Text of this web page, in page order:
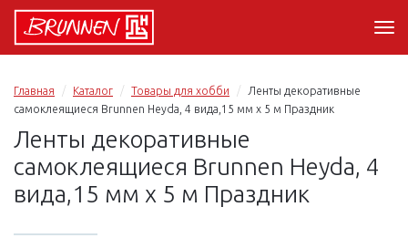
Главная Каталог Товары для хобби
Ленты декоративные
самоклеящиеся Brunnen Heyda, 4 вида,15 мм х 5 м Праздник
Ленты декоративные
самоклеящиеся Brunnen Heyda, 4
вида,15 мм х 5 м Праздник